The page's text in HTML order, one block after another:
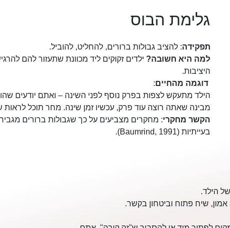
גלימת הבוס
תפקידה: להציב גבולות ברורים, להחליט, להוביל.
למה היא חשובה? ילדים זקוקים ליד מכוונת שתעזור להם
היציבות.
דוגמה מהחיים:
הילד מתעקש לצפות בפרק נוסף לפני השינה – ואתם יודעים
מבינה שאתה רוצה עוד פרק, עכשיו זמן שינה. מחר תוכל לראות
הקשר מחקרי: מחקרים מצביעים על כך שגבולות ברורים
בעייתיות (Baumrind, 1991).
הילד.
שיח פתוח וביטחון בקשר.